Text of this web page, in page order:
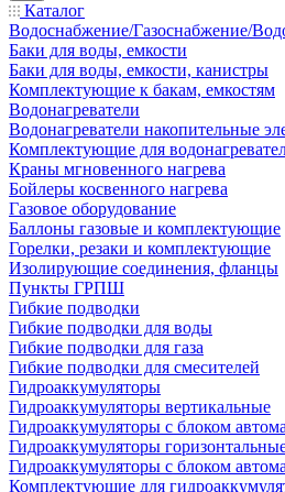
Каталог
Водоснабжение/Газоснабжение/
Баки для воды, емкости
Баки для воды, емкости, канистры
Комплектующие к бакам, емкостям
Водонагреватели
Водонагреватели накопительные
Комплектующие для
Краны мгновенного нагрева
Бойлеры косвенного нагрева
Газовое оборудование
Баллоны газовые и комплектующие
Горелки, резаки и комплектующие
Изолирующие соединения, фланцы
Пункты ГРПШ
Гибкие подводки
Гибкие подводки для воды
Гибкие подводки для газа
Гибкие подводки для смесителей
Гидроаккумуляторы
Гидроаккумуляторы вертикальные
Гидроаккумуляторы с блоком
Гидроаккумуляторы
Гидроаккумуляторы с блоком
Комплектующие для